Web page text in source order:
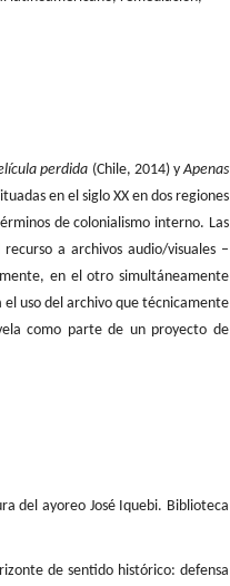
perdida (Chile, 2014) yApenas
en el siglo XX en dos regiones
de colonialismo interno. Las
a archivos audio/visuales –
en el otro simultáneamente
uso del archivo que técnicamente
como parte de un proyecto de
del ayoreo José Iquebi. Biblioteca
de sentido histórico: defensa